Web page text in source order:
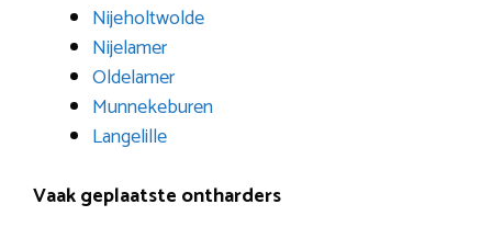
Nijeholtwolde
Nijelamer
Oldelamer
Munnekeburen
Langelille
Vaak geplaatste ontharders